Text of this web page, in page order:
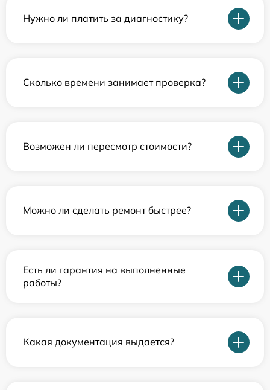
Нужно ли платить за диагностику?
Сколько времени занимает проверка?
Возможен ли пересмотр стоимости?
Можно ли сделать ремонт быстрее?
Есть ли гарантия на выполненные
работы?
Какая документация выдается?